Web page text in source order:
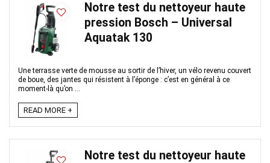
Notre test du nettoyeur haute
pression Bosch – Universal
Aquatak 130
Une terrasse verte de mousse au sortir de l’hiver, un vélo revenu couvert
de boue, des jantes qui résistent à l’éponge : c’est en général à ce
moment-là qu’on ...
READ MORE +
Notre test du nettoyeur haute